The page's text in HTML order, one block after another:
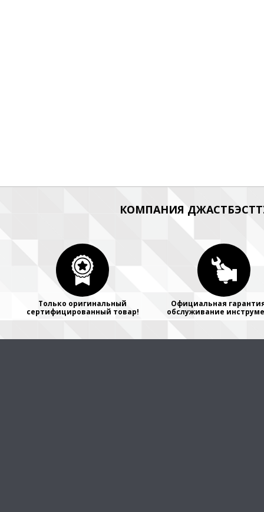
КОМПАНИЯ
Только оригинальный
сертифицированный товар!
Официальная
обслуживание